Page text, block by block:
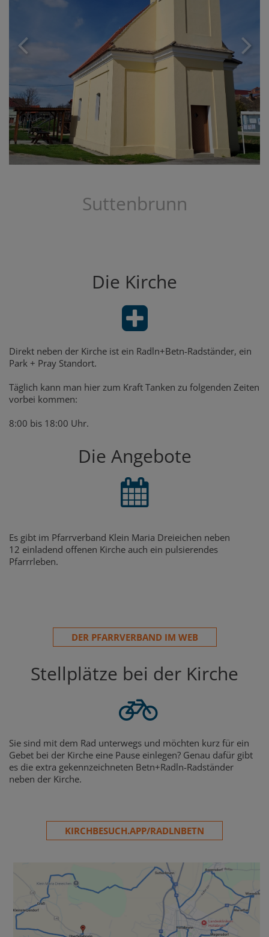
Suttenbrunn
Die Kirche
Direkt neben der Kirche ist ein Radln+Betn-Radständer, ein
Park + Pray Standort.
Täglich kann man hier zum Kraft Tanken zu folgenden Zeiten
vorbei kommen:
8:00 bis 18:00 Uhr.
Die Angebote
Es gibt im Pfarrverband Klein Maria Dreieichen neben
12 einladend offenen Kirche auch ein pulsierendes
Pfarrrleben.
DER PFARRVERBAND IM WEB
Stellplätze bei der Kirche
Sie sind mit dem Rad unterwegs und möchten kurz für ein
Gebet bei der Kirche eine Pause einlegen? Genau dafür gibt
es die extra gekennzeichneten Betn+Radln-Radständer
neben der Kirche.
KIRCHBESUCH.APP/RADLNBETN